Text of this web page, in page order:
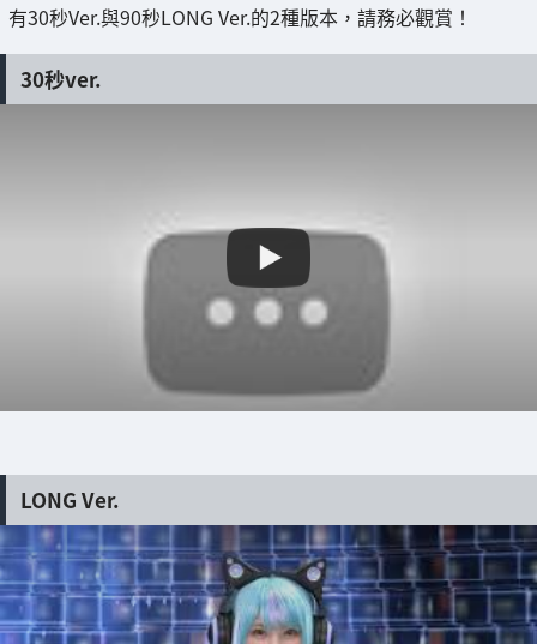
有30秒Ver.與90秒LONG Ver.的2種版本，請務必觀賞！
30秒ver.
LONG Ver.